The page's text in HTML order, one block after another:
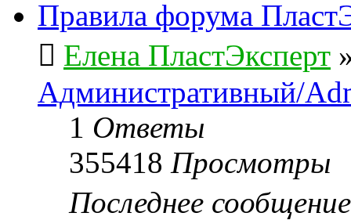
Правила форума
Елена ПластЭксперт
Административный/
1 Ответы
355418 Просмотры
Последнее